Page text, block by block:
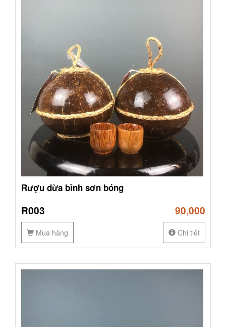
Rượu dừa bình sơn bóng
R003 90,000
Mua hàng Chi tiết